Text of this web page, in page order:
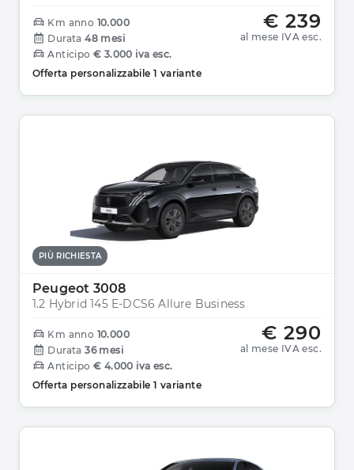
€ 239
al mese IVA esc.
Km anno 10.000
Durata 48 mesi
Anticipo € 3.000 iva esc.
Offerta personalizzabile 1 variante
PIÙ RICHIESTA
Peugeot 3008
1.2 Hybrid 145 E-DCS6 Allure Business
€ 290
al mese IVA esc.
Km anno 10.000
Durata 36 mesi
Anticipo € 4.000 iva esc.
Offerta personalizzabile 1 variante